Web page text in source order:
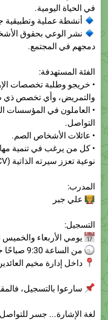
نشر الوعي بحقوق
دمجهم في المجتمع.
الفئة المستهدفة:
والتمريض، وأي تخصص ذي
• العاملون في المؤسسات
التواصل.
• عائلات الأشخاص الصم.
• كل من يرغب في تنمية
نوعية تعزز سيرته الذاتية (CV).
المدرب:
التسجيل:
من الساعة 9:30 صباحًا حتى 2:00 ظهرًا
داخل إدارة مخيم
سارعوا بالتسجيل،
لغة الإشارة... جسر
235 10:57